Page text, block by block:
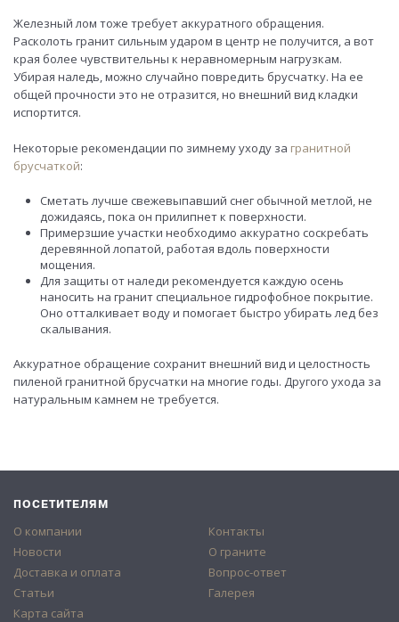
Железный лом тоже требует аккуратного обращения.
Расколоть гранит сильным ударом в центр не получится, а вот
края более чувствительны к неравномерным нагрузкам.
Убирая наледь, можно случайно повредить брусчатку. На ее
общей прочности это не отразится, но внешний вид кладки
испортится.
Некоторые рекомендации по зимнему уходу за гранитной
брусчаткой:
Сметать лучше свежевыпавший снег обычной метлой, не
дожидаясь, пока он прилипнет к поверхности.
Примерзшие участки необходимо аккуратно соскребать
деревянной лопатой, работая вдоль поверхности
мощения.
Для защиты от наледи рекомендуется каждую осень
наносить на гранит специальное гидрофобное покрытие.
Оно отталкивает воду и помогает быстро убирать лед без
скалывания.
Аккуратное обращение сохранит внешний вид и целостность
пиленой гранитной брусчатки на многие годы. Другого ухода за
натуральным камнем не требуется.
ПОСЕТИТЕЛЯМ
О компании
Новости
Доставка и оплата
Статьи
Карта сайта
Контакты
О граните
Вопрос-ответ
Галерея